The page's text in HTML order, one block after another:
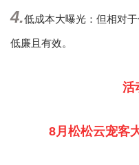
4.低成本大曝光：但相对
低廉且有效。
活
8月松松云宠客